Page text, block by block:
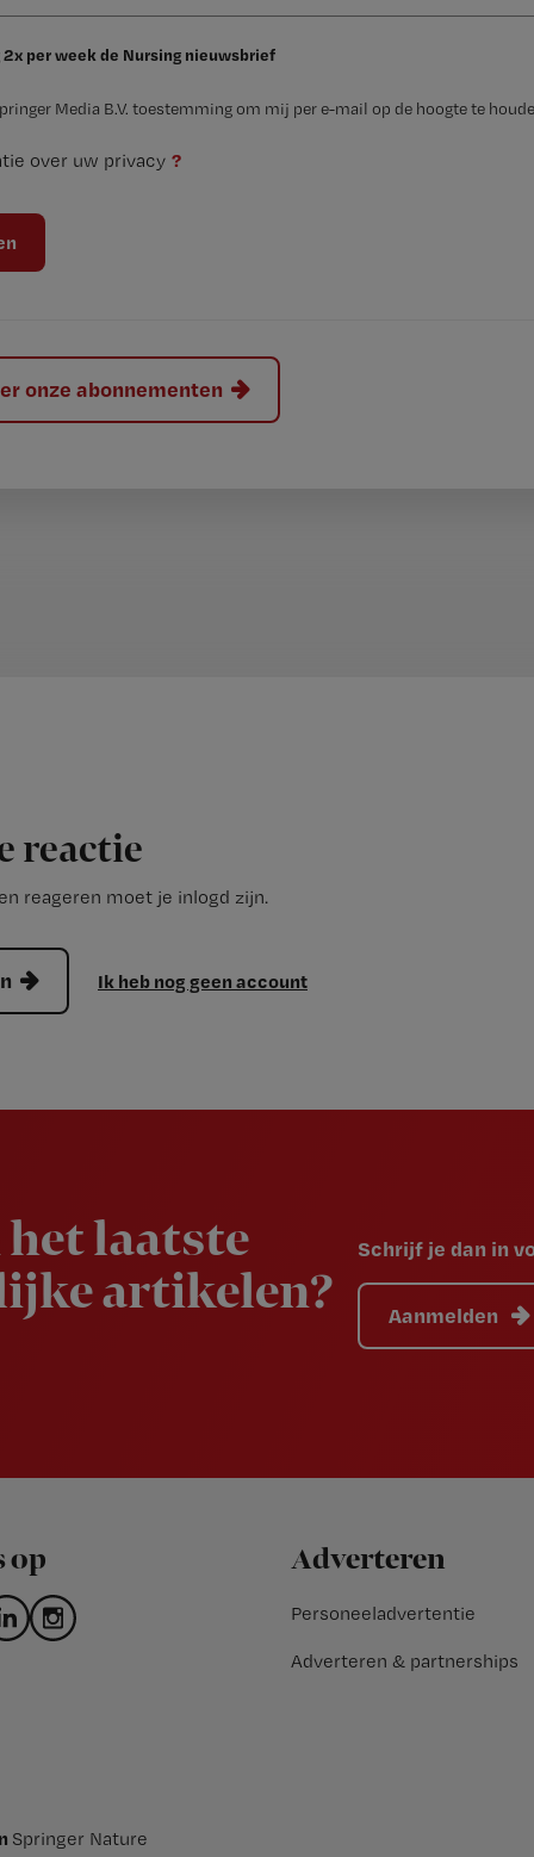
2x per week de Nursing nieuwsbrief
Media B.V. toestemming om mij per e-mail op de hoogte te
over uw privacy ?
onze abonnementen
reactie
reageren moet je inlogd zijn.
Ik heb nog geen account
laatste
artikelen?
Schrijf je dan in
Aanmelden
op Adverteren
Personeeladvertentie
Adverteren & partnerships
Springer Nature